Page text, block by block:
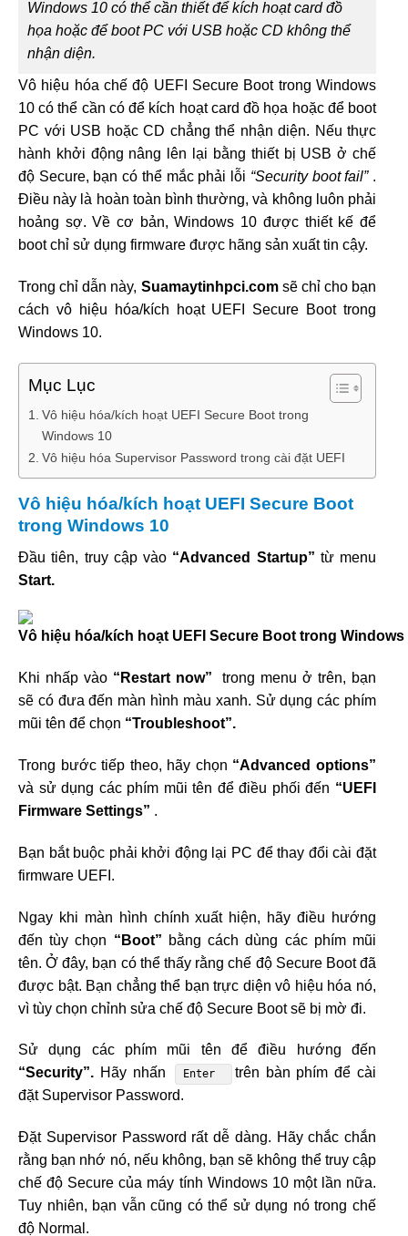
Windows 10 có thể cần thiết để kích hoạt card đồ
họa hoặc để boot PC với USB hoặc CD không thể
nhận diện.
Vô hiệu hóa chế độ UEFI Secure Boot trong Windows
10 có thể cần có để kích hoạt card đồ họa hoặc để boot
PC với USB hoặc CD chẳng thể nhận diện. Nếu thực
hành khởi động nâng lên lại bằng thiết bị USB ở chế
độ Secure, bạn có thể mắc phải lỗi “Security boot fail” .
Điều này là hoàn toàn bình thường, và không luôn phải
hoảng sợ. Về cơ bản, Windows 10 được thiết kế để
boot chỉ sử dụng firmware được hãng sản xuất tin cậy.
Trong chỉ dẫn này, Suamaytinhpci.com sẽ chỉ cho bạn
cách vô hiệu hóa/kích hoạt UEFI Secure Boot trong
Windows 10.
Mục Lục
Vô hiệu hóa/kích hoạt UEFI Secure Boot trong
Windows 10
Vô hiệu hóa Supervisor Password trong cài đặt UEFI
Vô hiệu hóa/kích hoạt UEFI Secure Boot
trong Windows 10
Đầu tiên, truy cập vào “Advanced Startup” từ menu
Start.
Khi nhấp vào “Restart now”
trong menu ở trên, bạn
sẽ có đưa đến màn hình màu xanh. Sử dụng các phím
mũi tên để chọn “Troubleshoot”.
Trong bước tiếp theo, hãy chọn “Advanced options”
và sử dụng các phím mũi tên để điều phối đến “UEFI
Firmware Settings” .
Bạn bắt buộc phải khởi động lại PC để thay đổi cài đặt
firmware UEFI.
Ngay khi màn hình chính xuất hiện, hãy điều hướng
đến tùy chọn “Boot” bằng cách dùng các phím mũi
tên. Ở đây, bạn có thể thấy rằng chế độ Secure Boot đã
được bật. Bạn chẳng thể bạn trực diện vô hiệu hóa nó,
vì tùy chọn chỉnh sửa chế độ Secure Boot sẽ bị mờ đi.
Sử dụng các phím mũi tên để điều hướng đến
“Security”. Hãy nhấn Enter
trên bàn phím để cài
đặt Supervisor Password.
Đặt Supervisor Password rất dễ dàng. Hãy chắc chắn
rằng bạn nhớ nó, nếu không, bạn sẽ không thể truy cập
chế độ Secure của máy tính Windows 10 một lần nữa.
Tuy nhiên, bạn vẫn cũng có thể sử dụng nó trong chế
độ Normal.